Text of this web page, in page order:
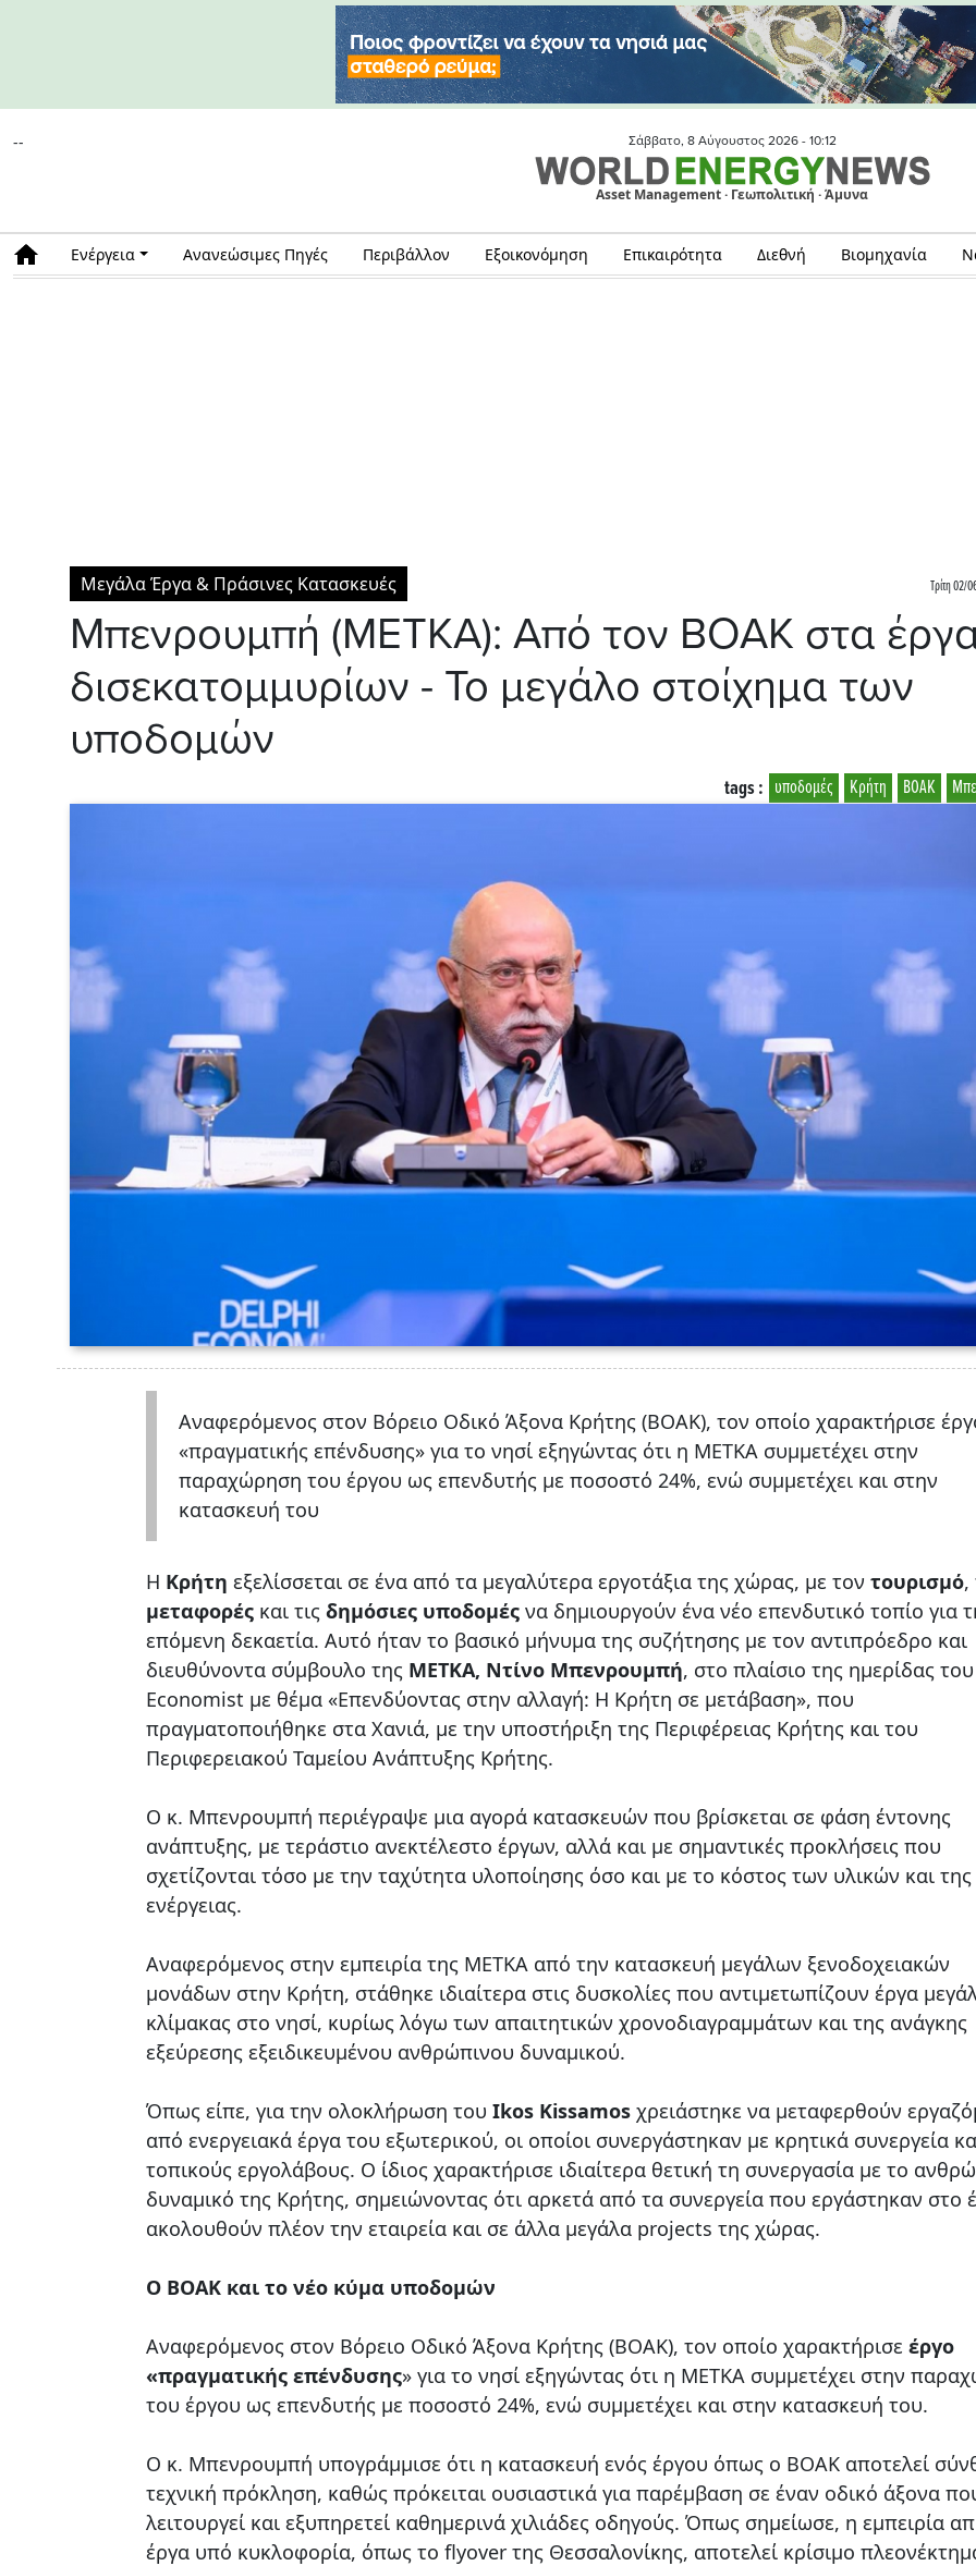
-- Σάββατο, 8 Αύγουστος 2026 - 10:12
Asset Management · Γεωπολιτική · Άμυνα
Ενέργεια Ανανεώσιμες Πηγές Περιβάλλον Εξοικονόμηση Επικαιρότητα Διεθνή Βιομηχανία
Μεγάλα Έργα & Πράσινες Κατασκευές Τρίτη 02/
Μπενρουμπή (ΜΕΤΚΑ): Από τον ΒΟΑΚ στα
δισεκατομμυρίων - Το μεγάλο στοίχημα των
υποδομών
ΒΟΑΚ
Κρήτη
υποδομές
tags :
Αναφερόμενος στον Βόρειο Οδικό Άξονα Κρήτης (ΒΟΑΚ), τον οποίο χαρακτήρισε
«πραγματικής επένδυσης» για το νησί εξηγώντας ότι η ΜΕΤΚΑ συμμετέχει στην
παραχώρηση του έργου ως επενδυτής με ποσοστό 24%, ενώ συμμετέχει και στην
κατασκευή του
Η Κρήτη εξελίσσεται σε ένα από τα μεγαλύτερα εργοτάξια της χώρας, με τον τουρισμό,
μεταφορές και τις δημόσιες υποδομές να δημιουργούν ένα νέο επενδυτικό τοπίο για
επόμενη δεκαετία. Αυτό ήταν το βασικό μήνυμα της συζήτησης με τον αντιπρόεδρο και
διευθύνοντα σύμβουλο της ΜΕΤΚΑ, Ντίνο Μπενρουμπή, στο πλαίσιο της ημερίδας του
Economist με θέμα «Επενδύοντας στην αλλαγή: Η Κρήτη σε μετάβαση», που
πραγματοποιήθηκε στα Χανιά, με την υποστήριξη της Περιφέρειας Κρήτης και του
Περιφερειακού Ταμείου Ανάπτυξης Κρήτης.
Ο κ. Μπενρουμπή περιέγραψε μια αγορά κατασκευών που βρίσκεται σε φάση έντονης
ανάπτυξης, με τεράστιο ανεκτέλεστο έργων, αλλά και με σημαντικές προκλήσεις που
σχετίζονται τόσο με την ταχύτητα υλοποίησης όσο και με το κόστος των υλικών και της
ενέργειας.
Αναφερόμενος στην εμπειρία της ΜΕΤΚΑ από την κατασκευή μεγάλων ξενοδοχειακών
μονάδων στην Κρήτη, στάθηκε ιδιαίτερα στις δυσκολίες που αντιμετωπίζουν έργα
κλίμακας στο νησί, κυρίως λόγω των απαιτητικών χρονοδιαγραμμάτων και της ανάγκης
εξεύρεσης εξειδικευμένου ανθρώπινου δυναμικού.
Όπως είπε, για την ολοκλήρωση του Ikos Kissamos χρειάστηκε να μεταφερθούν
από ενεργειακά έργα του εξωτερικού, οι οποίοι συνεργάστηκαν με κρητικά συνεργεία
τοπικούς εργολάβους. Ο ίδιος χαρακτήρισε ιδιαίτερα θετική τη συνεργασία με το
δυναμικό της Κρήτης, σημειώνοντας ότι αρκετά από τα συνεργεία που εργάστηκαν στο
ακολουθούν πλέον την εταιρεία και σε άλλα μεγάλα projects της χώρας.
Ο ΒΟΑΚ και το νέο κύμα υποδομών
Αναφερόμενος στον Βόρειο Οδικό Άξονα Κρήτης (ΒΟΑΚ), τον οποίο χαρακτήρισε έργο
«πραγματικής επένδυσης» για το νησί εξηγώντας ότι η ΜΕΤΚΑ συμμετέχει στην
του έργου ως επενδυτής με ποσοστό 24%, ενώ συμμετέχει και στην κατασκευή του.
Ο κ. Μπενρουμπή υπογράμμισε ότι η κατασκευή ενός έργου όπως ο ΒΟΑΚ αποτελεί
τεχνική πρόκληση, καθώς πρόκειται ουσιαστικά για παρέμβαση σε έναν οδικό άξονα
λειτουργεί και εξυπηρετεί καθημερινά χιλιάδες οδηγούς. Όπως σημείωσε, η εμπειρία
έργα υπό κυκλοφορία, όπως το flyover της Θεσσαλονίκης, αποτελεί κρίσιμο